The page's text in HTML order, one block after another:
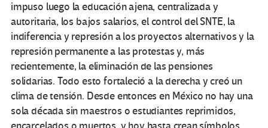
impuso luego la educación ajena, centralizada y
autoritaria, los bajos salarios, el control del SNTE, la
indiferencia y represión a los proyectos alternativos y la
represión permanente a las protestas y, más
recientemente, la eliminación de las pensiones
solidarias. Todo esto fortaleció a la derecha y creó un
clima de tensión. Desde entonces en México no hay una
sola década sin maestros o estudiantes reprimidos,